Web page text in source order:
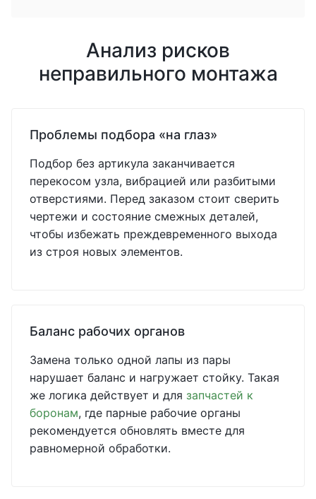
Анализ рисков
неправильного монтажа
Проблемы подбора «на глаз»
Подбор без артикула заканчивается
перекосом узла, вибрацией или разбитыми
отверстиями. Перед заказом стоит сверить
чертежи и состояние смежных деталей,
чтобы избежать преждевременного выхода
из строя новых элементов.
Баланс рабочих органов
Замена только одной лапы из пары
нарушает баланс и нагружает стойку. Такая
же логика действует и для запчастей к
боронам, где парные рабочие органы
рекомендуется обновлять вместе для
равномерной обработки.